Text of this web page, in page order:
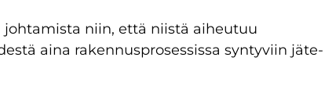
niin, että niistä aiheutuu
aina rakennusprosessissa syntyviin jäte-